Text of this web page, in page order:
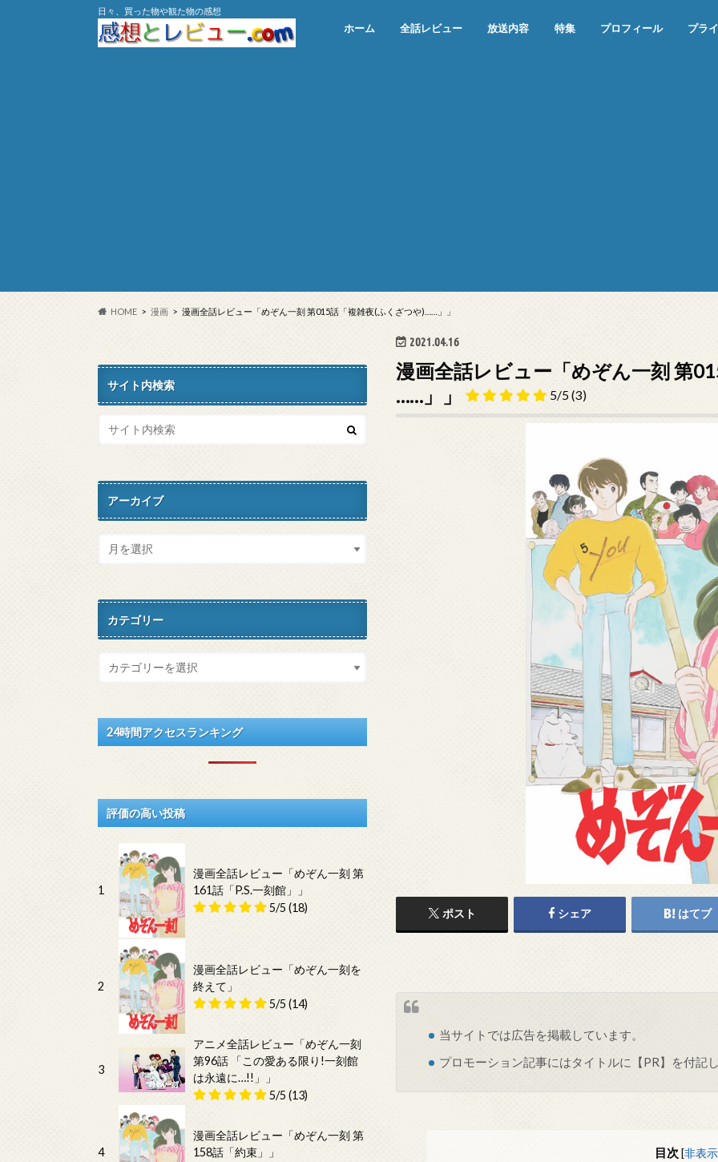
日々、買った物や観た物の感想
ホーム 全話レビュー 放送内容 特集 プロフィール プラ
HOME 漫画 漫画全話レビュー「めぞん一刻 第015話「複雑夜(ふくざつや)……」」
2021.04.16
漫画全話レビュー「めぞん一刻 第
……」」
5/5 (3)
ポスト シェア はてブ
当サイトでは広告を掲載しています。
プロモーション記事にはタイトルに【PR】を付記
目次 [非表示
サイト内検索
アーカイブ
カテゴリー
24時間アクセスランキング
評価の高い投稿
1
漫画全話レビュー「めぞん一刻 第
161話「P.S.一刻館」」
5/5 (18)
2
漫画全話レビュー「めぞん一刻を
終えて」
5/5 (14)
3
アニメ全話レビュー「めぞん一刻
第96話 「この愛ある限り!一刻館
は永遠に…!!」」
5/5 (13)
4
漫画全話レビュー「めぞん一刻 第
158話「約束」」